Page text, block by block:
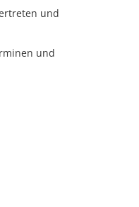
und
und